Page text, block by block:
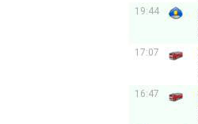
19:44
17:07
16:47